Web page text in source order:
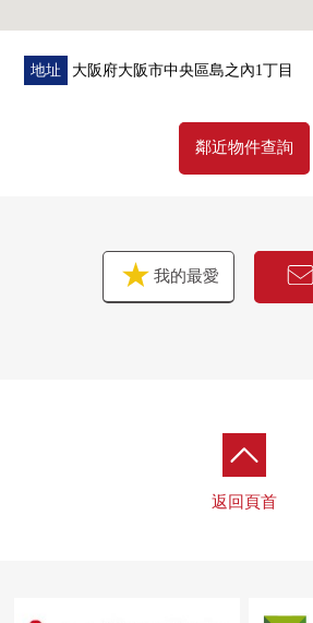
地址 大阪府大阪市中央區島之內1丁目
鄰近物件查詢
我的最愛
返回頁首